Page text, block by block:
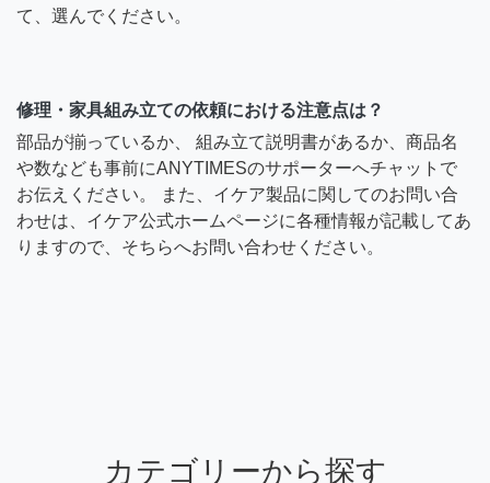
て、選んでください。
修理・家具組み立ての依頼における注意点は？
部品が揃っているか、 組み立て説明書があるか、商品名
や数なども事前にANYTIMESのサポーターへチャットで
お伝えください。 また、イケア製品に関してのお問い合
わせは、イケア公式ホームページに各種情報が記載してあ
りますので、そちらへお問い合わせください。
カテゴリーから探す